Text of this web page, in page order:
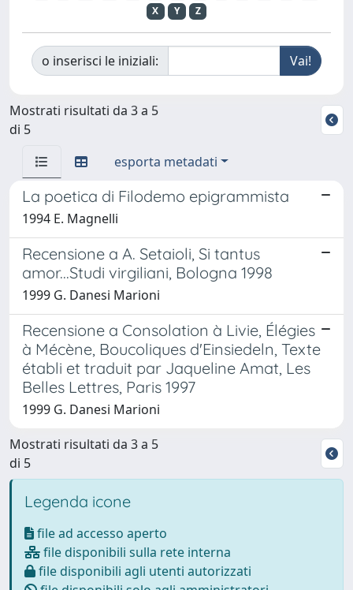
X
Y Z
o inserisci le iniziali:
Mostrati risultati da 3 a 5
di 5
esporta metadati
La poetica di Filodemo epigrammista
1994 E. Magnelli
Recensione a A. Setaioli, Si tantus
amor...Studi virgiliani, Bologna 1998
1999 G. Danesi Marioni
Recensione a Consolation à Livie, Élégies
à Mécène, Boucoliques d'Einsiedeln, Texte
établi et traduit par Jaqueline Amat, Les
Belles Lettres, Paris 1997
1999 G. Danesi Marioni
Mostrati risultati da 3 a 5
di 5
Legenda icone
file ad accesso aperto
file disponibili sulla rete interna
file disponibili agli utenti autorizzati